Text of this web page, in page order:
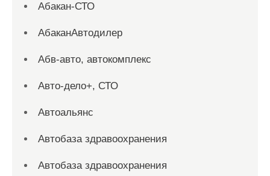
Абакан-СТО
АбаканАвтодилер
Абв-авто, автокомплекс
Авто-дело+, СТО
Автоальянс
Автобаза здравоохранения
Автобаза здравоохранения